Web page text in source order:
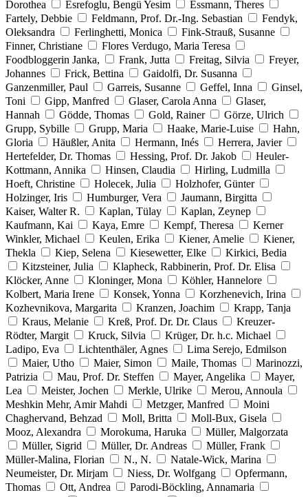
Dorothea
Esrefoglu, Bengü Yesim
Essmann, Theres
Fartely, Debbie
Feldmann, Prof. Dr.-Ing. Sebastian
Fendyk,
Oleksandra
Ferlinghetti, Monica
Fink-Strauß, Susanne
Finner, Christiane
Flores Verdugo, Maria Teresa
Foodbloggerin Janka,
Frank, Jutta Freitag, Silvia
Freyer,
Johannes
Frick, Bettina
Gaidolfi, Dr. Susanna
Ganzenmiller, Paul
Garreis, Susanne Geffel, Inna
Ginsel,
Toni
Gipp, Manfred Glaser, Carola Anna
Glaser,
Hannah
Gödde, Thomas Gold, Rainer
Görze, Ulrich
Grupp, Sybille
Grupp, Maria Haake, Marie-Luise
Hahn,
Gloria
Häußler, Anita Hermann, Inés
Herrera, Javier
Hertefelder, Dr. Thomas
Hessing, Prof. Dr. Jakob
Heuler-
Kottmann, Annika
Hinsen, Claudia
Hirling, Ludmilla
Hoeft, Christine
Holecek, Julia
Holzhofer, Günter
Holzinger, Iris
Humburger, Vera
Jaumann, Birgitta
Kaiser, Walter R.
Kaplan, Tülay
Kaplan, Zeynep
Kaufmann, Kai
Kaya, Emre Kempf, Theresa
Kerner
Winkler, Michael
Keulen, Erika Kiener, Amelie
Kiener,
Thekla
Kiep, Selena Kiesewetter, Elke
Kirkici, Bedia
Kitzsteiner, Julia
Klapheck, Rabbinerin, Prof. Dr. Elisa
Klöcker, Anne
Kloninger, Mona
Köhler, Hannelore
Kolbert, Maria Irene
Konsek, Yonna
Korzhenevich, Irina
Kozhevnikova, Margarita
Kranzen, Joachim
Krapp, Tanja
Kraus, Melanie
Kreß, Prof. Dr. Dr. Claus
Kreuzer-
Rödter, Margit
Kruck, Silvia
Krüger, Dr. h.c. Michael
Ladipo, Eva
Lichtenthäler, Agnes
Lima Serejo, Edmilson
Maier, Utho
Maier, Simon Maile, Thomas
Marinozzi,
Patrizia
Mau, Prof. Dr. Steffen Mayer, Angelika
Mayer,
Lea
Meister, Jochen Merkle, Ulrike
Merou, Annoula
Meshkin Mehr, Amir Mahdi
Metzger, Manfred
Moini
Chaghervand, Behzad
Moll, Britta
Moll-Bux, Gisela
Mooz, Alexandra
Morokuma, Haruka
Müller, Malgorzata
Müller, Sigrid
Müller, Dr. Andreas
Müller, Frank
Müller-Malina, Florian
N., N.
Natale-Wick, Marina
Neumeister, Dr. Mirjam
Niess, Dr. Wolfgang
Opfermann,
Thomas
Ott, Andrea
Parodi-Böckling, Annamaria